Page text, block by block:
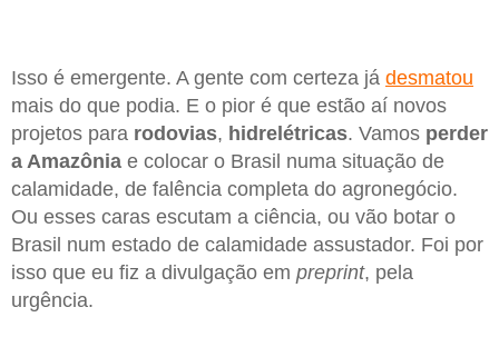
Isso é emergente. A gente com certeza já desmatou
mais do que podia. E o pior é que estão aí novos
projetos para rodovias, hidrelétricas. Vamos perder
a Amazônia e colocar o Brasil numa situação de
calamidade, de falência completa do agronegócio.
Ou esses caras escutam a ciência, ou vão botar o
Brasil num estado de calamidade assustador. Foi por
isso que eu fiz a divulgação em preprint, pela
urgência.